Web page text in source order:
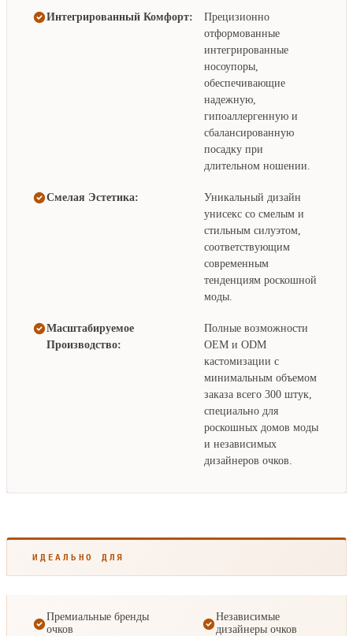
Интегрированный Комфорт:
Прецизионно
отформованные
интегрированные
носоупоры,
обеспечивающие
надежную,
гипоаллергенную и
сбалансированную
посадку при
длительном ношении.
Смелая Эстетика:
Уникальный дизайн
унисекс со смелым и
стильным силуэтом,
соответствующим
современным
тенденциям роскошной
моды.
Масштабируемое
Производство:
Полные возможности
OEM и ODM
кастомизации с
минимальным объемом
заказа всего 300 штук,
специально для
роскошных домов моды
и независимых
дизайнеров очков.
ИДЕАЛЬНО ДЛЯ
Премиальные бренды
очков
Независимые
дизайнеры очков